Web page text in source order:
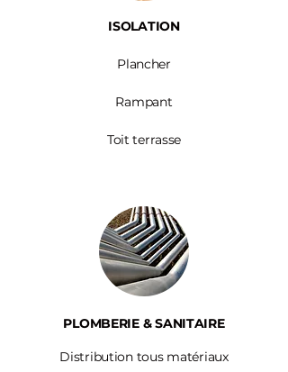
ISOLATION
Plancher
Rampant
Toit terrasse
PLOMBERIE & SANITAIRE
Distribution tous matériaux